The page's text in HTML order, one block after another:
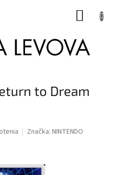
to Dream
Značka: NINTENDO